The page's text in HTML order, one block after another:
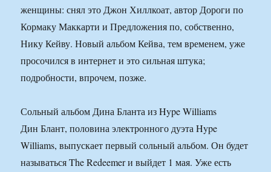
женщины: снял это Джон Хиллкоат, автор Дороги по
Кормаку Маккарти и Предложения по, собственно,
Нику Кейву. Новый альбом Кейва, тем временем, уже
просочился в интернет и это сильная штука;
подробности, впрочем, позже.
Сольный альбом Дина Бланта из Hype Williams
Дин Блант, половина электронного дуэта Hype
Williams, выпускает первый сольный альбом. Он будет
называться The Redeemer и выйдет 1 мая. Уже есть